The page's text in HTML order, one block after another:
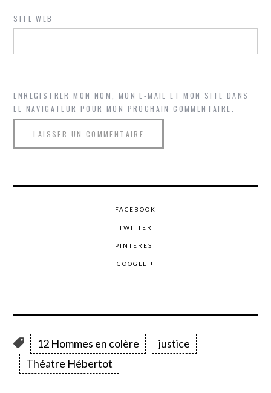
SITE WEB
ENREGISTRER MON NOM, MON E-MAIL ET MON SITE DANS
LE NAVIGATEUR POUR MON PROCHAIN COMMENTAIRE.
FACEBOOK
TWITTER
PINTEREST
GOOGLE +
12 Hommes en colère
justice
Théatre Hébertot